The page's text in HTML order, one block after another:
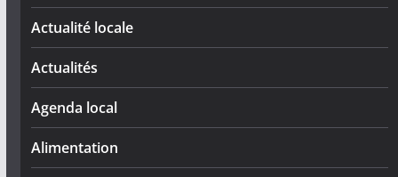
Actualité locale
Actualités
Agenda local
Alimentation